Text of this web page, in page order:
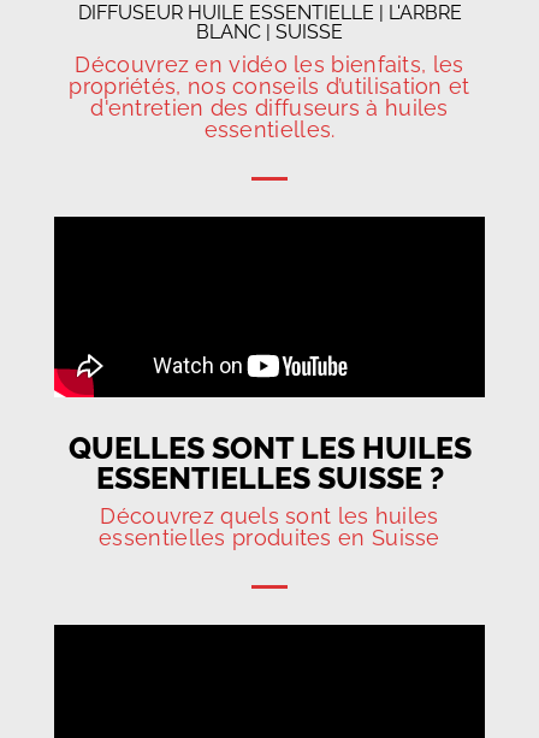
DIFFUSEUR HUILE ESSENTIELLE | L'ARBRE
BLANC | SUISSE
Découvrez en vidéo les bienfaits, les
propriétés, nos conseils d’utilisation et
d'entretien des diffuseurs à huiles
essentielles.
QUELLES SONT LES HUILES
ESSENTIELLES SUISSE ?
Découvrez quels sont les huiles
essentielles produites en Suisse